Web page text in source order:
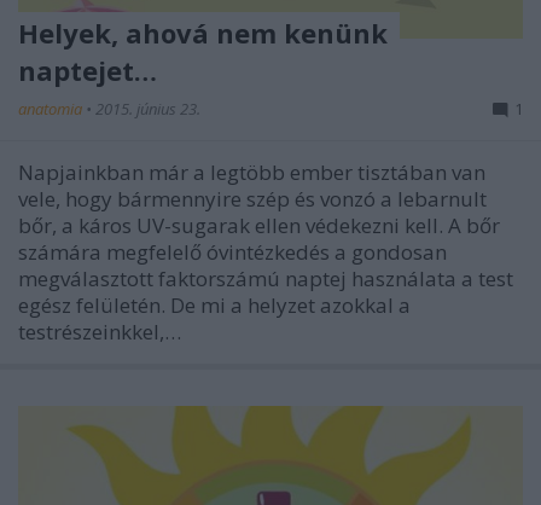
Helyek, ahová nem kenünk
naptejet…
anatomia • 2015. június 23. 1
Napjainkban már a legtöbb ember tisztában van
vele, hogy bármennyire szép és vonzó a lebarnult
bőr, a káros UV-sugarak ellen védekezni kell. A bőr
számára megfelelő óvintézkedés a gondosan
megválasztott faktorszámú naptej használata a test
egész felületén. De mi a helyzet azokkal a
testrészeinkkel,…